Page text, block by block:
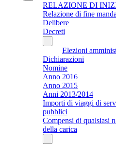
RELAZIONE DI
Relazione di fine
Delibere
Decreti
Elezioni
Dichiarazioni
Nomine
Anno 2016
Anno 2015
Anni 2013/2014
Importi di viaggi di
pubblici
Compensi di qualsiasi
della carica